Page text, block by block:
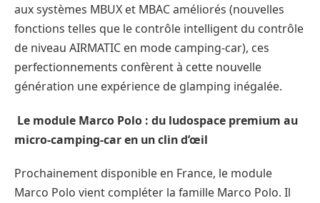
aux systèmes MBUX et MBAC améliorés (nouvelles
fonctions telles que le contrôle intelligent du contrôle
de niveau AIRMATIC en mode camping-car), ces
perfectionnements confèrent à cette nouvelle
génération une expérience de glamping inégalée.
Le module Marco Polo : du ludospace premium au
micro-camping-car en un clin d’œil
Prochainement disponible en France, le module
Marco Polo vient compléter la famille Marco Polo. Il